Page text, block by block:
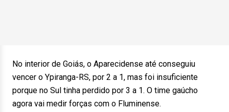
No interior de Goiás, o Aparecidense até conseguiu
vencer o Ypiranga-RS, por 2 a 1, mas foi insuficiente
porque no Sul tinha perdido por 3 a 1. O time gaúcho
agora vai medir forças com o Fluminense.